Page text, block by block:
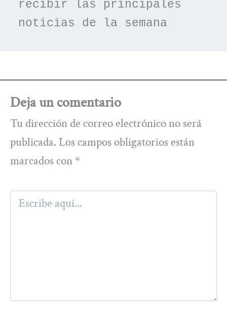
recibir las principales
noticias de la semana
Deja un comentario
Tu dirección de correo electrónico no será
publicada. Los campos obligatorios están
marcados con *
aquí...